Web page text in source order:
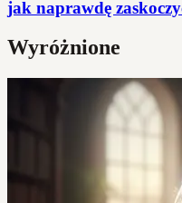
jak naprawdę
Wyróżnione